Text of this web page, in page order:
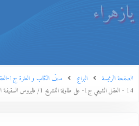
يازهراء
الصفحة الرئيسة البرامج ملفّ الكتاب و العترة ج1-العقل الشيعي
14 - العقل الشيعي ج1- على طاولة التشريح 1/ فايروس السقيفة القاتل 3